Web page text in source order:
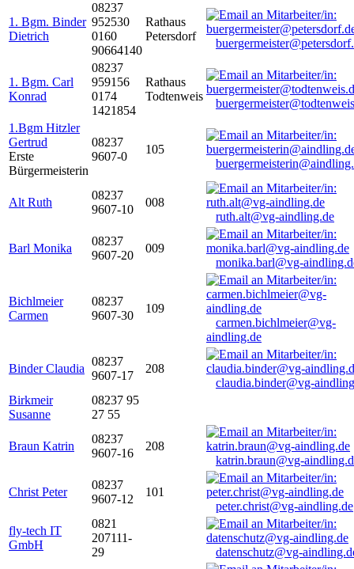
1. Bgm. Binder
Dietrich
08237
952530
0160
90664140
Rathaus
Petersdorf
1. Bgm. Carl
Konrad
08237
959156
0174
1421854
Rathaus
Todtenweis
1.Bgm Hitzler
Gertrud
Erste
Bürgermeisterin
08237
9607-0
105
Alt Ruth
08237
9607-10
008
ruth.alt@vg-aindling.de
Barl Monika
08237
9607-20
009
monika.barl@vg-
Bichlmeier
Carmen
08237
9607-30
109
carmen.bichlmeier@vg-
aindling.de
Binder Claudia
08237
9607-17
208
claudia.binder@vg-
Birkmeir
Susanne
08237 95
27 55
Braun Katrin
08237
9607-16
208
katrin.braun@vg-
Christ Peter
08237
9607-12
101
peter.christ@vg-aindling.de
fly-tech IT
GmbH
0821
207111-
29
datenschutz@vg-